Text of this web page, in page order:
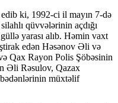
ki, 1992-ci il mayın 7-də
qüvvələrinin açdığı
yarası alıb. Həmin vaxt
edən Həsənov Əli və
Qax Rayon Polis Şöbəsinin
Əli Rəsulov, Qazax
müxtəlif